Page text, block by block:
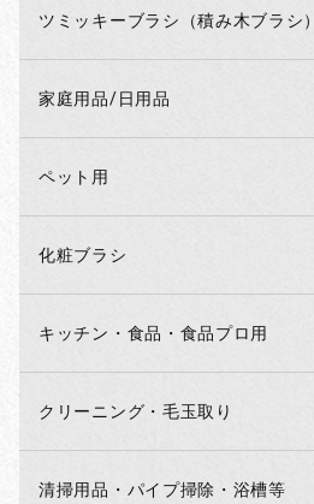
ツミッキーブラシ（積み木ブラシ）
家庭用品/日用品
ペット用
化粧ブラシ
キッチン・食品・食品プロ用
クリーニング・毛玉取り
清掃用品・パイプ掃除・浴槽等